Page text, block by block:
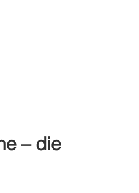
– die